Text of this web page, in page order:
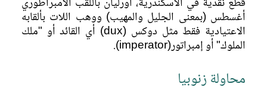
أغسطس (بمعنى الجليل والمهيب) ووهب اللات بألقابه
الاعتيادية فقط مثل دوكس (dux) أي القائد أو "ملك
الملوك" أو إمبراتور(imperator).
محاولة زنوبيا